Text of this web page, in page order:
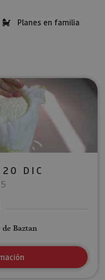
Planes en familia
DIC
Baztan